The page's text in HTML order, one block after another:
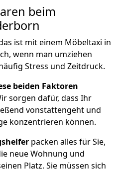
beim
ist mit einem Möbeltaxi in
wenn man umziehen
Stress und Zeitdruck.
beiden Faktoren
sorgen dafür, dass Ihr
vonstattengeht und
konzentrieren können.
packen alles für Sie,
neue Wohnung und
Platz. Sie müssen sich